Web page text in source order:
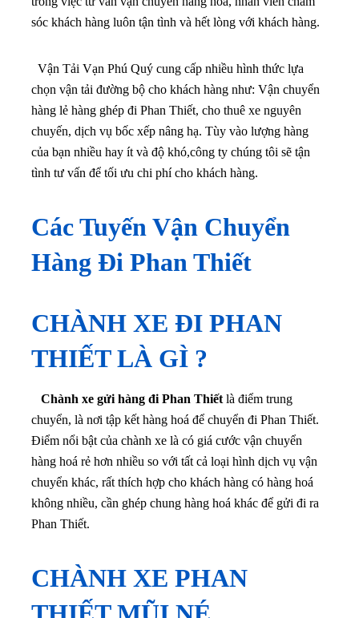
sóc khách hàng luôn tận tình và hết lòng với khách hàng.
Vận Tải Vạn Phú Quý cung cấp nhiều hình thức lựa
chọn vận tải đường bộ cho khách hàng như: Vận chuyển
hàng lẻ hàng ghép đi Phan Thiết, cho thuê xe nguyên
chuyến, dịch vụ bốc xếp nâng hạ. Tùy vào lượng hàng
của bạn nhiều hay ít và độ khó,công ty chúng tôi sẽ tận
tình tư vấn để tối ưu chi phí cho khách hàng.
Các Tuyến Vận Chuyển
Hàng Đi Phan Thiết
CHÀNH XE ĐI PHAN
THIẾT LÀ GÌ ?
Chành xe gửi hàng đi Phan Thiết là điểm trung
chuyển, là nơi tập kết hàng hoá để chuyển đi Phan Thiết.
Điểm nổi bật của chành xe là có giá cước vận chuyển
hàng hoá rẻ hơn nhiều so với tất cả loại hình dịch vụ vận
chuyển khác, rất thích hợp cho khách hàng có hàng hoá
không nhiều, cần ghép chung hàng hoá khác để gửi đi ra
Phan Thiết.
CHÀNH XE PHAN